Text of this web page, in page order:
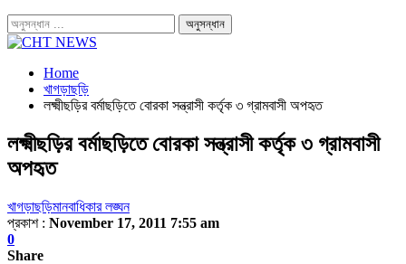
Home
খাগড়াছড়ি
লক্ষ্মীছড়ির বর্মাছড়িতে বোরকা সন্ত্রাসী কর্তৃক ৩ গ্রামবাসী অপহৃত
লক্ষ্মীছড়ির বর্মাছড়িতে বোরকা সন্ত্রাসী কর্তৃক ৩ গ্রামবাসী
অপহৃত
খাগড়াছড়িমানবাধিকার লঙ্ঘন
প্রকাশ : November 17, 2011 7:55 am
0
Share